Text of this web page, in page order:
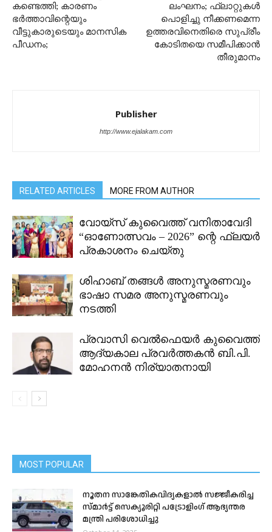
കണ്ടെത്തി; കാരണം
ഭർത്താവിന്റെയും
വീട്ടുകാരുടെയും മാനസിക
പീഡനം;
ലംഘനം; ഫ്ലാറ്റുകൾ
പൊളിച്ചു നീക്കണമെന്ന
ഉത്തരവിനെതിരെ സുപ്രീം
കോടിതയെ സമീപിക്കാൻ
തീരുമാനം
Publisher
http://www.ejalakam.com
RELATED ARTICLES MORE FROM AUTHOR
വോയ്സ് കുവൈത്ത് വനിതാവേദി
“ഓണോത്സവം – 2026” ന്റെ ഫ്ലയർ
പ്രകാശനം ചെയ്തു
ശിഹാബ് തങ്ങൾ അനുസ്മരണവും
ഭാഷാ സമര അനുസ്മരണവും
നടത്തി
പ്രവാസി വെൽഫെയർ കുവൈത്ത്
ആദ്യകാല പ്രവർത്തകൻ ബി.പി.
മോഹനൻ നിര്യാതനായി
MOST POPULAR
നൂതന സാങ്കേതികവിദ്യകളാൽ സജ്ജീകരിച്ച
സ്മാർട്ട് സെക്യൂരിറ്റി പട്രോളിംഗ് ആഭ്യന്തര
മന്ത്രി പരിശോധിച്ചു